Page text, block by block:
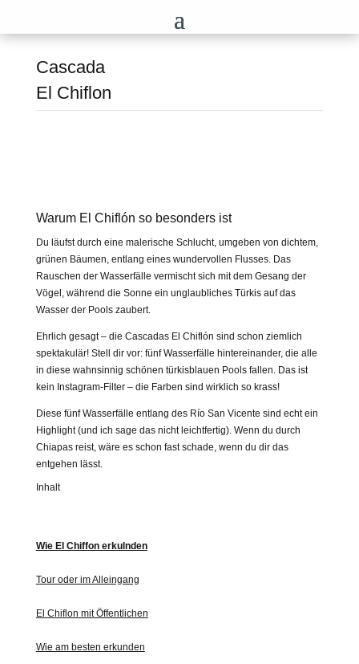
Cascada
El Chiflon
Warum El Chiflón so besonders ist
Du läufst durch eine malerische Schlucht, umgeben von dichtem,
grünen Bäumen, entlang eines wundervollen Flusses. Das
Rauschen der Wasserfälle vermischt sich mit dem Gesang der
Vögel, während die Sonne ein unglaubliches Türkis auf das
Wasser der Pools zaubert.
Ehrlich gesagt – die Cascadas El Chiflón sind schon ziemlich
spektakulär! Stell dir vor: fünf Wasserfälle hintereinander, die alle
in diese wahnsinnig schönen türkisblauen Pools fallen. Das ist
kein Instagram-Filter – die Farben sind wirklich so krass!
Diese fünf Wasserfälle entlang des Río San Vicente sind echt ein
Highlight (und ich sage das nicht leichtfertig). Wenn du durch
Chiapas reist, wäre es schon fast schade, wenn du dir das
entgehen lässt.
Inhalt
Wie El Chiffon erkulnden
Tour oder im Alleingang
El Chiflon mit Öffentlichen
Wie am besten erkunden